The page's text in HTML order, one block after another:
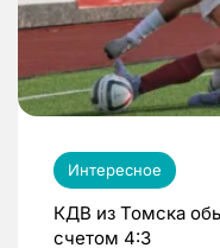
Интересное
КДВ из Томска
счетом 4:3